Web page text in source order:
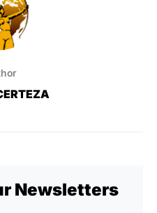
Newsletters